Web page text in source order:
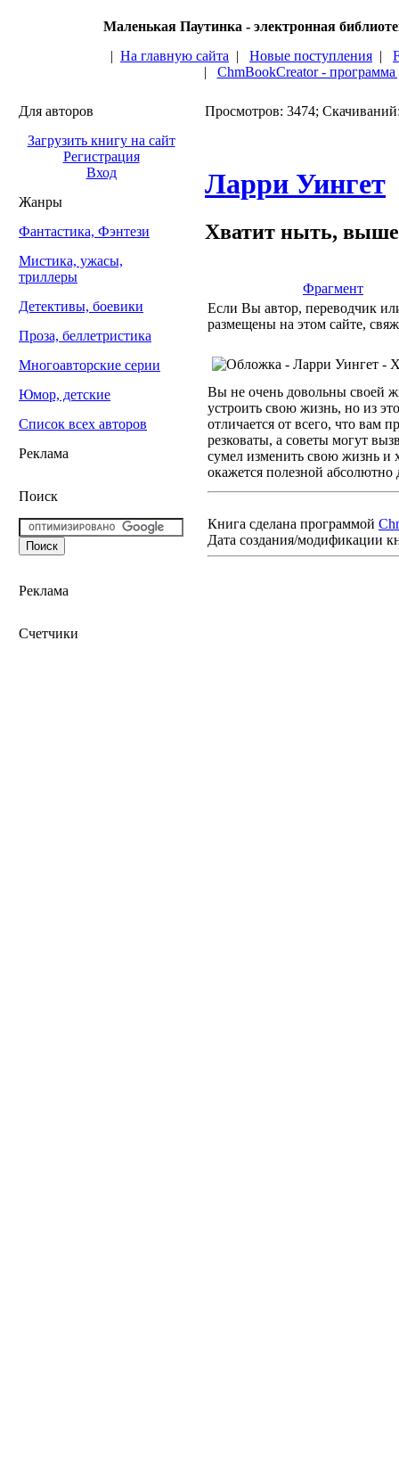
Маленькая Паутинка - электронная
| На главную сайта | Новые поступления |
| ChmBookCreator -
Для авторов
Загрузить книгу на сайт
Регистрация
Вход
Жанры
Фантастика, Фэнтези
Мистика, ужасы,
триллеры
Детективы, боевики
Проза, беллетристика
Многоавторские серии
Юмор, детские
Список всех авторов
Реклама
Поиск
Реклама
Счетчики
Просмотров: 3474;
Ларри Уингет
Хватит ныть, выше
Фрагмент
Если Вы автор, переводчик
размещены на этом сайте,
Вы не очень довольны своей
устроить свою жизнь, но из
отличается от всего, что вам
резковаты, а советы могут
сумел изменить свою жизнь и
окажется полезной абсолютно
Книга сделана программой
Дата создания/модификации